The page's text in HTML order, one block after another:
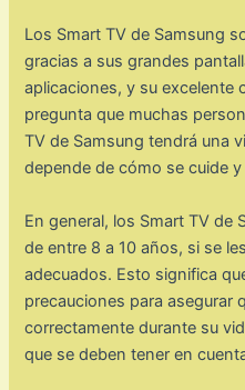
Los Smart TV de Samsung
gracias a sus grandes
aplicaciones, y su excelente
pregunta que muchas
TV de Samsung tendrá una
depende de cómo se cuide
En general, los Smart TV de
de entre 8 a 10 años, si se
adecuados. Esto significa
precauciones para asegurar
correctamente durante su
que se deben tener en